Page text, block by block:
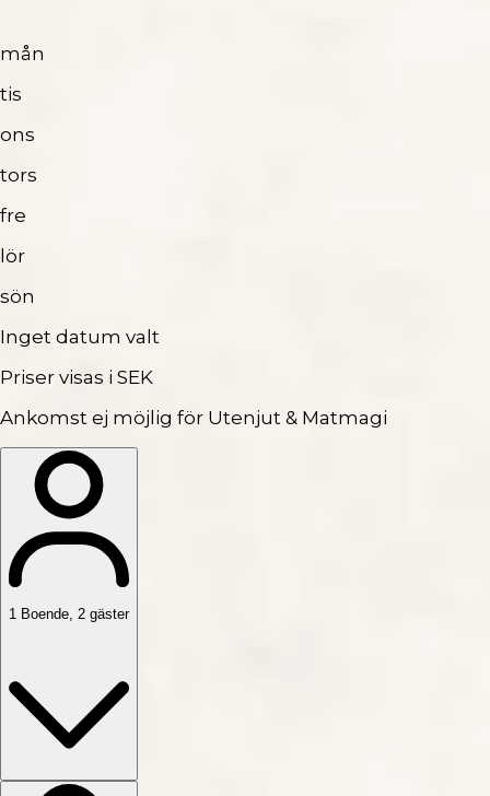
mån
tis
ons
tors
fre
lör
sön
Inget datum valt
Priser visas i SEK
Ankomst ej möjlig för Utenjut & Matmagi
1 Boende 2 gäster